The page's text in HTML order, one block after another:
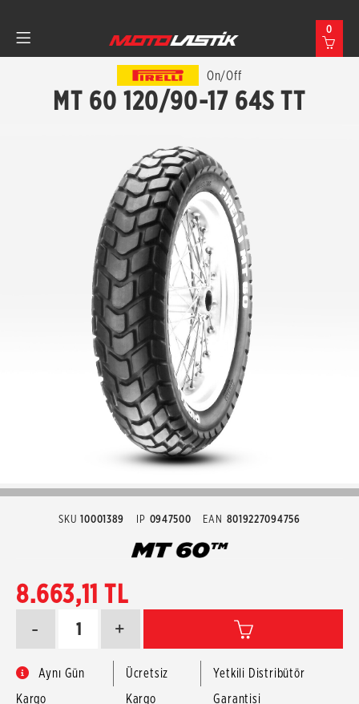
0
On/Off
MT 60 120/90-17 64S TT
SKU 10001389 IP 0947500 EAN 8019227094756
8.663,11 TL
+
-
Aynı Gün
Kargo
Ücretsiz
Kargo
Yetkili Distribütör
Garantisi